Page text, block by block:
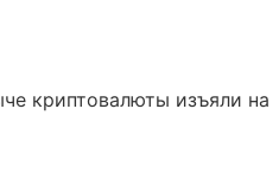
криптовалюты изъяли на